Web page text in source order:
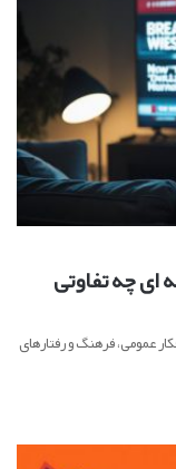
ای چه تفاوتی
عمومی، فرهنگ و رفتارهای